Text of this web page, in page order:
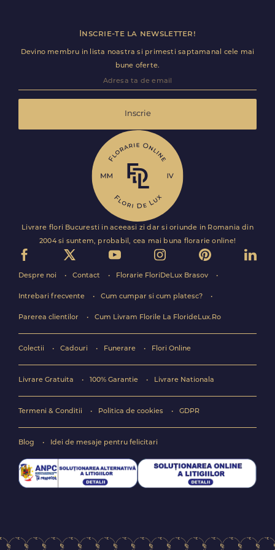
Inscrie-te la newsletter!
Devino membru in lista noastra si primesti saptamanal cele mai
bune oferte.
Inscrie
Livrare flori Bucuresti in aceeasi zi dar si oriunde in Romania din
2004 si suntem, probabil, cea mai buna florarie online!
Despre noi Contact Florarie FloriDeLux Brasov
Intrebari frecvente Cum cumpar si cum platesc?
Parerea clientilor Cum Livram Florile La FlorideLux.Ro
Colectii Cadouri Funerare Flori Online
Livrare Gratuita 100% Garantie Livrare Nationala
Termeni & Conditii Politica de cookies GDPR
Blog Idei de mesaje pentru felicitari